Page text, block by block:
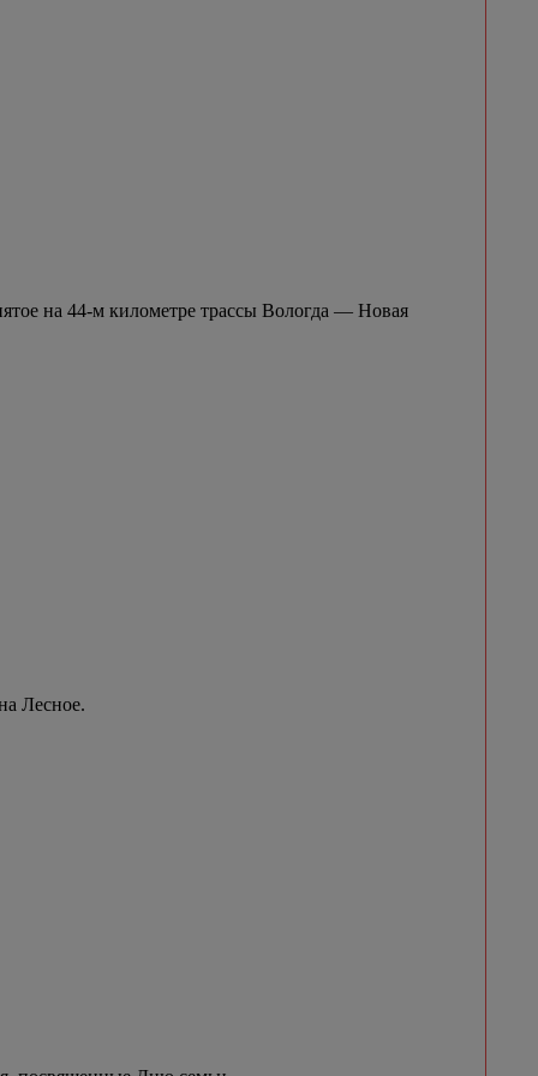
на 44-м километре трассы Вологда — Новая
Лесное.